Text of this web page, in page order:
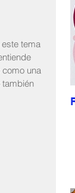
tema
una
también